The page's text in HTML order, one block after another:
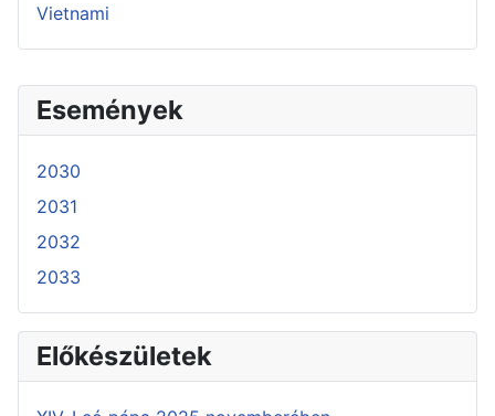
Események
2030
2031
2032
2033
Előkészületek
Vietnami